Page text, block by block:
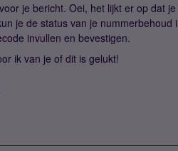
je bericht. Oei, het lijkt er op dat
je de status van je nummerbehoud
invullen en bevestigen.
ik van je of dit is gelukt!